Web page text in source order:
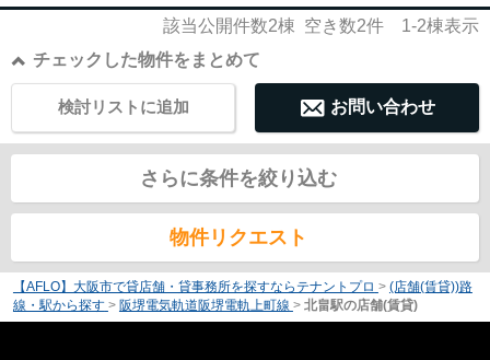
該当公開件数2棟 空き数2件 1-2棟表示
チェックした物件をまとめて
お問い合わせ
検討リストに追加
さらに条件を絞り込む
物件リクエスト
【AFLO】大阪市で貸店舗・貸事務所を探すならテナントプロ > (店舗(賃貸))路
線・駅から探す > 阪堺電気軌道阪堺電軌上町線 > 北畠駅の店舗(賃貸)